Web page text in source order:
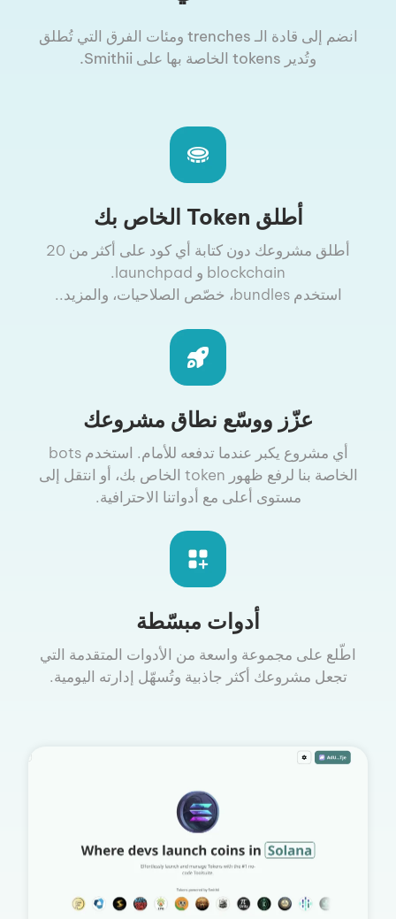
انضم إلى قادة الـ trenches ومئات الفرق التي تُطلق
وتُدير tokens الخاصة بها على Smithii.
أطلق Token الخاص بك
أطلق مشروعك دون كتابة أي كود على أكثر من 20
blockchain و launchpad.
استخدم bundles، خصّص الصلاحيات، والمزيد..
عزّز ووسّع نطاق مشروعك
أي مشروع يكبر عندما تدفعه للأمام. استخدم bots
الخاصة بنا لرفع ظهور token الخاص بك، أو انتقل إلى
مستوى أعلى مع أدواتنا الاحترافية.
أدوات مبسّطة
اطّلع على مجموعة واسعة من الأدوات المتقدمة التي
تجعل مشروعك أكثر جاذبية وتُسهّل إدارته اليومية.